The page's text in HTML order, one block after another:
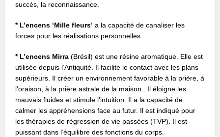
succès, la reconnaissance.
* L’encens ‘Mille fleurs’ a la capacité de canaliser les
forces pour les réalisations personnelles.
* L’encens Mirra (Brésil) est une résine aromatique. Elle est
utilisée depuis l’Antiquité. Il facilite le contact avec les plans
supérieurs. Il créer un environnement favorable à la prière, à
l’oraison, à la prière astrale de la maison.. Il éloigne les
mauvais fluides et stimule l’intuition. Il a la capacité de
calmer les appréhensions face au futur. Il est indiqué pour
les thérapies de régression de vie passées (TVP). Il est
puissant dans l’équilibre des fonctions du corps.